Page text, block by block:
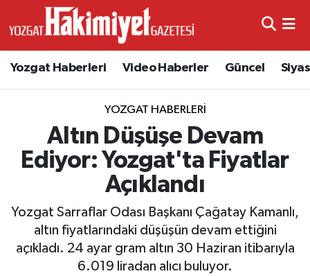
Yozgat Haberleri Video Haberler Güncel
YOZGAT HABERLERI
Altın Düşüşe Devam
Ediyor: Yozgat'ta Fiyatlar
Açıklandı
Yozgat Sarraflar Odası Başkanı Çağatay Kamanlı,
altın fiyatlarındaki düşüşün devam ettiğini
açıkladı. 24 ayar gram altın 30 Haziran itibarıyla
6.019 liradan alıcı buluyor.